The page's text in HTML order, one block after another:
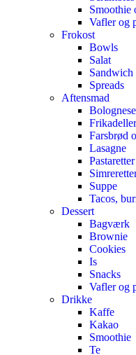
Smoothie
Vafler og
Frokost
Bowls
Salat
Sandwich
Spreads
Aftensmad
Bolognese
Farsbrød
Lasagne
Pastaretter
Suppe
Tacos,
Dessert
Bagværk
Brownie
Cookies
Is
Snacks
Vafler og
Drikke
Kaffe
Kakao
Smoothie
Te